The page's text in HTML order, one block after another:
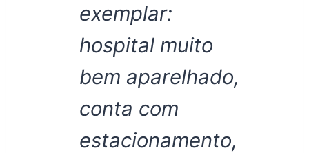
exemplar:
hospital muito
bem aparelhado,
conta com
estacionamento,